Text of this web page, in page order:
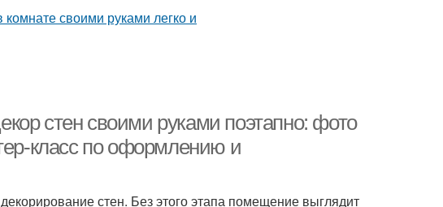
стен своими руками поэтапно: фото
класс по оформлению и
стен. Без этого этапа помещение выглядит